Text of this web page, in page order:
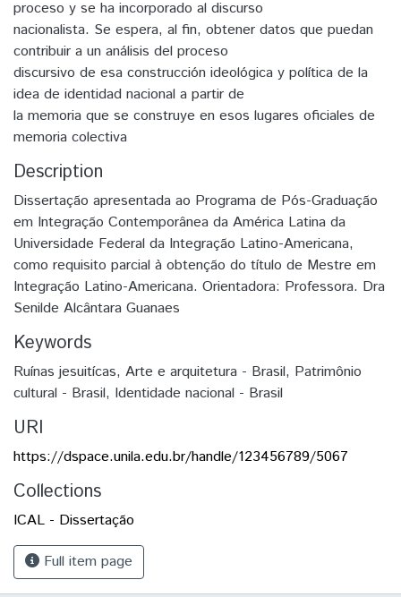
proceso y se ha incorporado al discurso
nacionalista. Se espera, al fin, obtener datos que puedan
contribuir a un análisis del proceso
discursivo de esa construcción ideológica y política de la
idea de identidad nacional a partir de
la memoria que se construye en esos lugares oficiales de
memoria colectiva
Description
Dissertação apresentada ao Programa de Pós-Graduação
em Integração Contemporânea da América Latina da
Universidade Federal da Integração Latino-Americana,
como requisito parcial à obtenção do título de Mestre em
Integração Latino-Americana. Orientadora: Professora. Dra
Senilde Alcântara Guanaes
Keywords
Ruínas jesuitícas, Arte e arquitetura - Brasil, Patrimônio
cultural - Brasil, Identidade nacional - Brasil
URI
https://dspace.unila.edu.br/handle/123456789/5067
Collections
ICAL - Dissertação
Full item page